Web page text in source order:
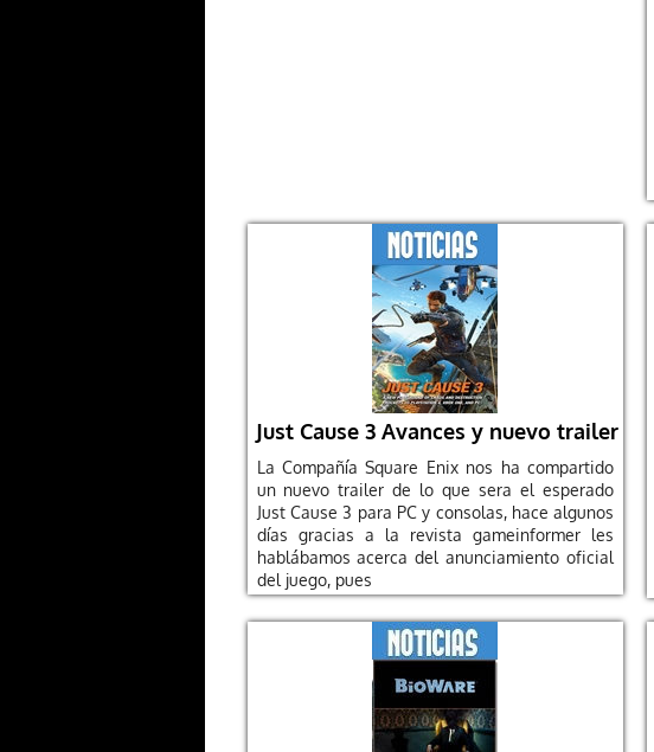
Just Cause 3 Avances y nuevo trailer
La Compañía Square Enix nos ha compartido
un nuevo trailer de lo que sera el esperado
Just Cause 3 para PC y consolas, hace algunos
días gracias a la revista gameinformer les
hablábamos acerca del anunciamiento oficial
del juego, pues